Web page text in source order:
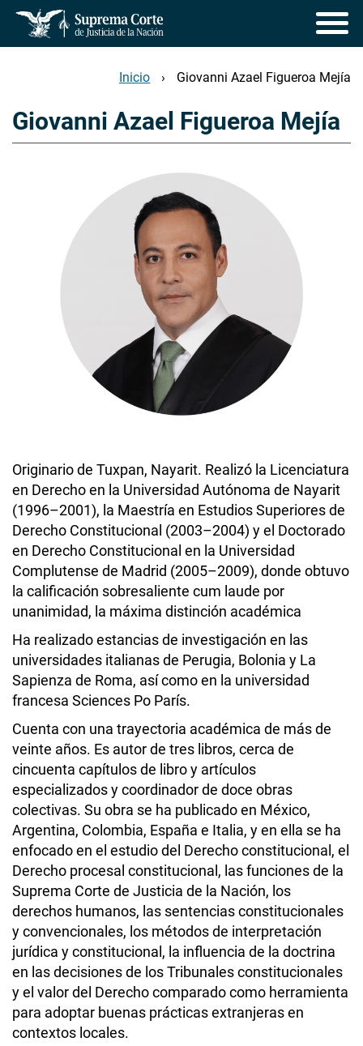
Pasar
contenido
Inicio Giovanni Azael Figueroa Mejía
Giovanni Azael Figueroa Mejía
Originario de Tuxpan, Nayarit. Realizó la Licenciatura
en Derecho en la Universidad Autónoma de Nayarit
(1996–2001), la Maestría en Estudios Superiores de
Derecho Constitucional (2003–2004) y el Doctorado
en Derecho Constitucional en la Universidad
Complutense de Madrid (2005–2009), donde obtuvo
la calificación sobresaliente cum laude por
unanimidad, la máxima distinción académica
Ha realizado estancias de investigación en las
universidades italianas de Perugia, Bolonia y La
Sapienza de Roma, así como en la universidad
francesa Sciences Po París.
Cuenta con una trayectoria académica de más de
veinte años. Es autor de tres libros, cerca de
cincuenta capítulos de libro y artículos
especializados y coordinador de doce obras
colectivas. Su obra se ha publicado en México,
Argentina, Colombia, España e Italia, y en ella se ha
enfocado en el estudio del Derecho constitucional, el
Derecho procesal constitucional, las funciones de la
Suprema Corte de Justicia de la Nación, los
derechos humanos, las sentencias constitucionales
y convencionales, los métodos de interpretación
jurídica y constitucional, la influencia de la doctrina
en las decisiones de los Tribunales constitucionales
y el valor del Derecho comparado como herramienta
para adoptar buenas prácticas extranjeras en
contextos locales.